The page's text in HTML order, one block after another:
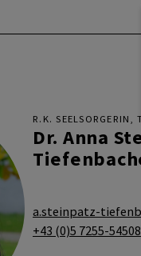
R.K. SEELSORGERIN,
Dr. Anna
a.steinpatz-
+43 (0)5 7255-54508